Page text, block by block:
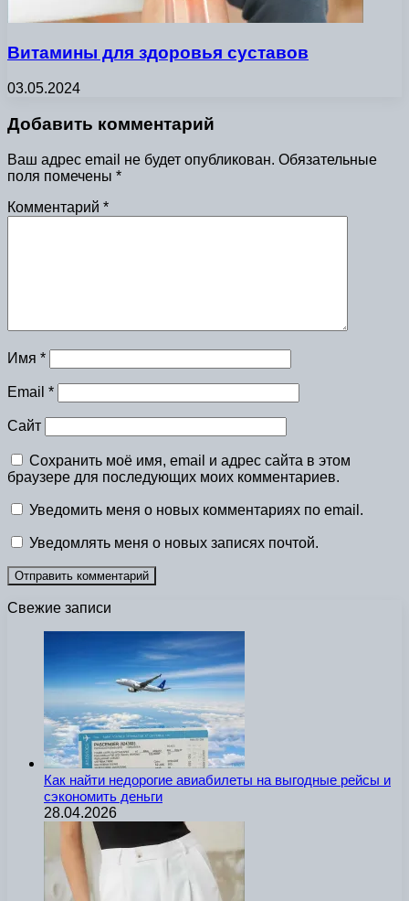
Витамины для здоровья суставов
03.05.2024
Добавить комментарий
Ваш адрес email не будет опубликован. Обязательные
поля помечены *
Комментарий *
Имя *
Email *
Сайт
Сохранить моё имя, email и адрес сайта в этом
браузере для последующих моих комментариев.
Уведомить меня о новых комментариях по email.
Уведомлять меня о новых записях почтой.
Свежие записи
Как найти недорогие авиабилеты на выгодные рейсы и
сэкономить деньги
28.04.2026